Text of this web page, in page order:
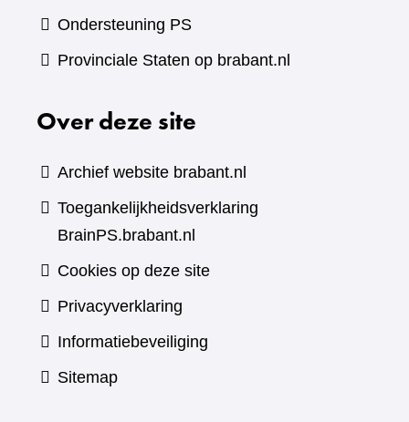
Ondersteuning PS
Provinciale Staten op brabant.nl
Over deze site
Archief website brabant.nl
Toegankelijkheidsverklaring
BrainPS.brabant.nl
Cookies op deze site
Privacyverklaring
Informatiebeveiliging
Sitemap